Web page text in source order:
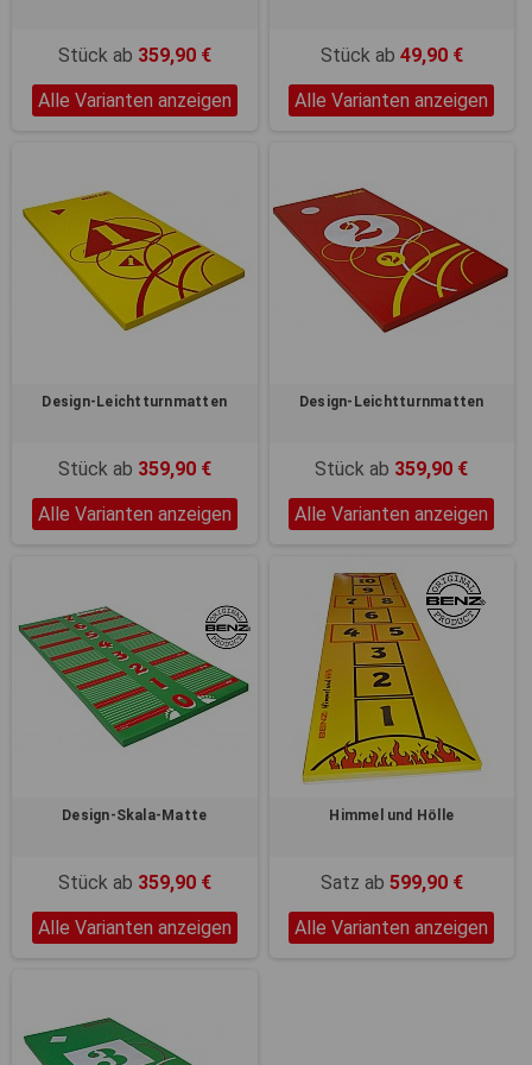
Einstellungen anzupassen.
Stück ab 359,90 €
Alle Varianten anzeigen
Stück ab 49,90 €
Alle Varianten anzeigen
Design-Leichtturnmatten
Stück ab 359,90 €
Alle Varianten anzeigen
Design-Leichtturnmatten
Stück ab 359,90 €
Alle Varianten anzeigen
Design-Skala-Matte
Stück ab 359,90 €
Alle Varianten anzeigen
Himmel und Hölle
Satz ab 599,90 €
Alle Varianten anzeigen